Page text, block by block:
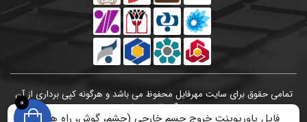
تمامی حقوق برای سایت مهرفایل محفوظ می باشد و هرگونه کپی برداری از آن
پیگرد قانونی دارد.
0
فایل پاورپوینت خروج جسم خارجی (چشم، گوش، راه هوایی)